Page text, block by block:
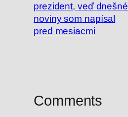
prezident, veď dnešné
noviny som napísal
pred mesiacmi
Comments